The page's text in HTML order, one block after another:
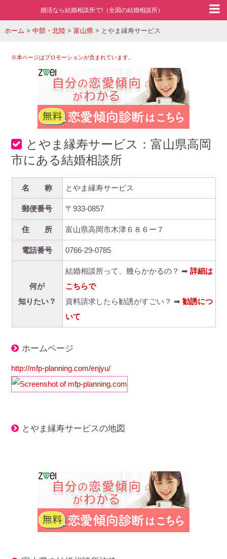
婚活なら結婚相談所で!（全国の結婚相談所）
ホーム > 中部・北陸> 富山県> とやま縁寿サービス
※本ページはプロモーションが含まれています。
とやま縁寿サービス：富山県高岡
市にある結婚相談所
名 称 とやま縁寿サービス
郵便番号 〒933-0857
住 所 富山県高岡市木津６８６ー７
電話番号 0766-29-0785
何が
知りたい？
結婚相談所って、幾らかかるの？ ➡ 詳細は
こちらで
資料請求したら勧誘がすごい？ ➡ 勧誘につ
いて
ホームページ
http://mfp-planning.com/enjyu/
とやま縁寿サービスの地図